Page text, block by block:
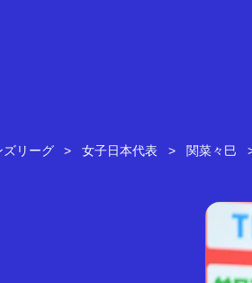
ズリーグ 女子日本代表 関菜々巳